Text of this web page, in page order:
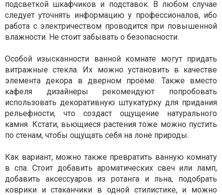
подсветкой шкафчиков и подставок. В любом случае
следует уточнять информацию у профессионалов, ибо
работа с электричеством проводится при повышенной
влажности. Не стоит забывать о безопасности.
Особой изысканности ванной комнате могут придать
витражные стекла. Их можно установить в качестве
элемента декора в дверном проёме. Также вместо
кафеля дизайнеры рекомендуют попробовать
использовать декоративную штукатурку для придания
рельефности, что создаст ощущение натурального
камня. Кстати, вьющиеся растения тоже можно пустить
по стенам, чтобы ощущать себя на лоне природы.
Как вариант, можно также превратить ванную комнату
в спа. Стоит добавить ароматических свеч или ламп,
добавить аксессуаров из ротанга и льна, подобрать
коврики и стаканчики в одной стилистике, и можно